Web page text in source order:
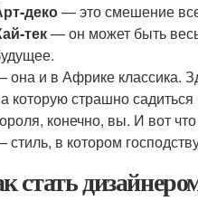
деко— это смешение
тек— он может быть
она и в Африке классика.
которую страшно
конечно, вы. И вот
стиль, в котором
стать